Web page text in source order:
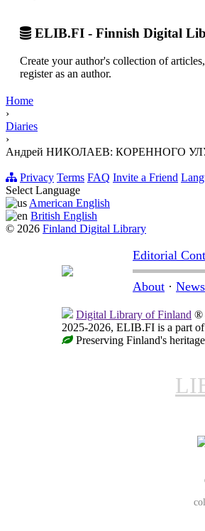
ELIB.FI - Finnish Digital
Create your author's collection of
register as an author.
Home
›
Diaries
›
Андрей НИКОЛАЕВ:
Privacy Terms FAQ Invite a Friend
Select Language
American English
British English
© 2026 Finland Digital Library
Editorial
About · News
Digital Library of Finland ®
2025-2026, ELIB.FI is a part
Preserving Finland's heritage